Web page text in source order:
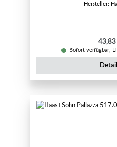
Hersteller:
43,83
Sofort verfügbar,